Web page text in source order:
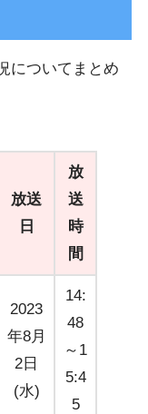
についてまとめ
放送
日
放
送
時
間
2023
年8月
2日
(水)
14:
48
～1
5:4
5